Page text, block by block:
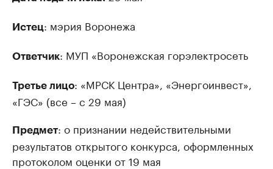
Истец: мэрия Воронежа
Ответчик: МУП «Воронежская горэлектросеть
Третье лицо: «МРСК Центра», «Энергоинвест»,
«ГЭС» (все – с 29 мая)
Предмет: о признании недействительными
результатов открытого конкурса, оформленных
протоколом оценки от 19 мая